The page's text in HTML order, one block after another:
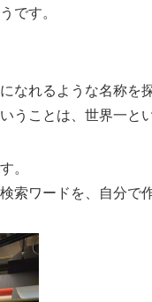
です。
なれるような名称を
うことは、世界一と
。
索ワードを、自分で